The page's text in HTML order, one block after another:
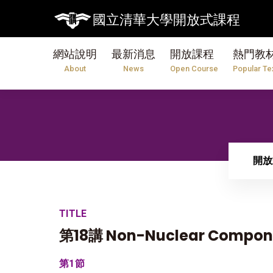
國立清華大學開放式課程
網站說明
About
最新消息
News
開放課程
Open Course
熱門教
Popular
開
TITLE
第18講 Non-Nuclear
第1節